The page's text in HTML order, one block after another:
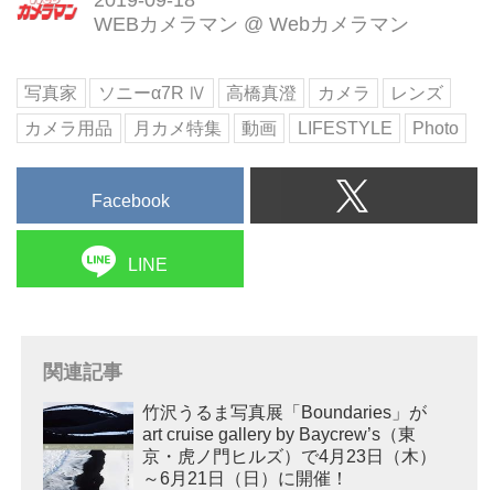
WEBカメラマン @ Webカメラマン
写真家 ソニーα7R Ⅳ 高橋真澄 カメラ
レンズ
カメラ用品
月カメ特集 動画 LIFESTYLE Photo
Facebook
LINE
関連記事
竹沢うるま写真展「Boundaries」が
art cruise gallery by Baycrew’s（東
京・虎ノ門ヒルズ）で4月23日（木）
～6月21日（日）に開催！